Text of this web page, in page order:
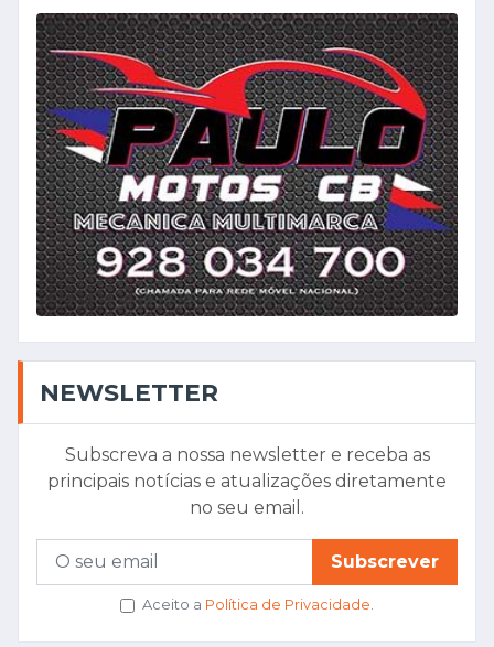
NEWSLETTER
Subscreva a nossa newsletter e receba as
principais notícias e atualizações diretamente
no seu email.
Subscrever
Aceito a Política de Privacidade